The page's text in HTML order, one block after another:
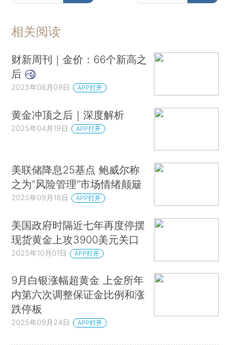
相关阅读
财新周刊｜金价：66个新高之
后
2025年08月09日 APP打开
黄金冲顶之后｜深度解析
2025年04月19日 APP打开
美联储降息25基点 鲍威尔称
之为“风险管理”市场情绪颠簸
2025年09月18日 APP打开
美国政府时隔近七年再度停摆
现货黄金上攻3900美元关口
2025年10月01日 APP打开
9月白银涨幅超黄金 上金所年
内第六次调整保证金比例和涨
跌停板
2025年09月24日 APP打开